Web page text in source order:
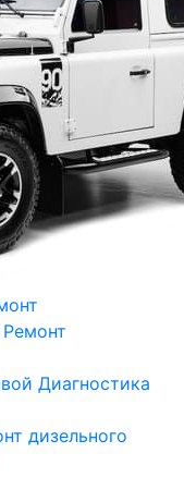
Ремонт
Диагностика
дизельного